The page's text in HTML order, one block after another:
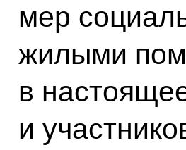
мер
жилыми
в
и